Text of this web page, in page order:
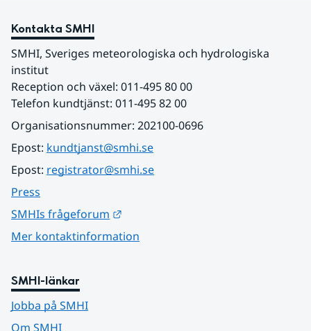
Kontakta SMHI
SMHI, Sveriges meteorologiska och hydrologiska
institut
Reception och växel: 011-495 80 00
Telefon kundtjänst: 011-495 82 00
Organisationsnummer: 202100-0696
Epost: kundtjanst@smhi.se
Epost: registrator@smhi.se
Press
SMHIs frågeforum
Mer kontaktinformation
SMHI-länkar
Jobba på SMHI
Om SMHI